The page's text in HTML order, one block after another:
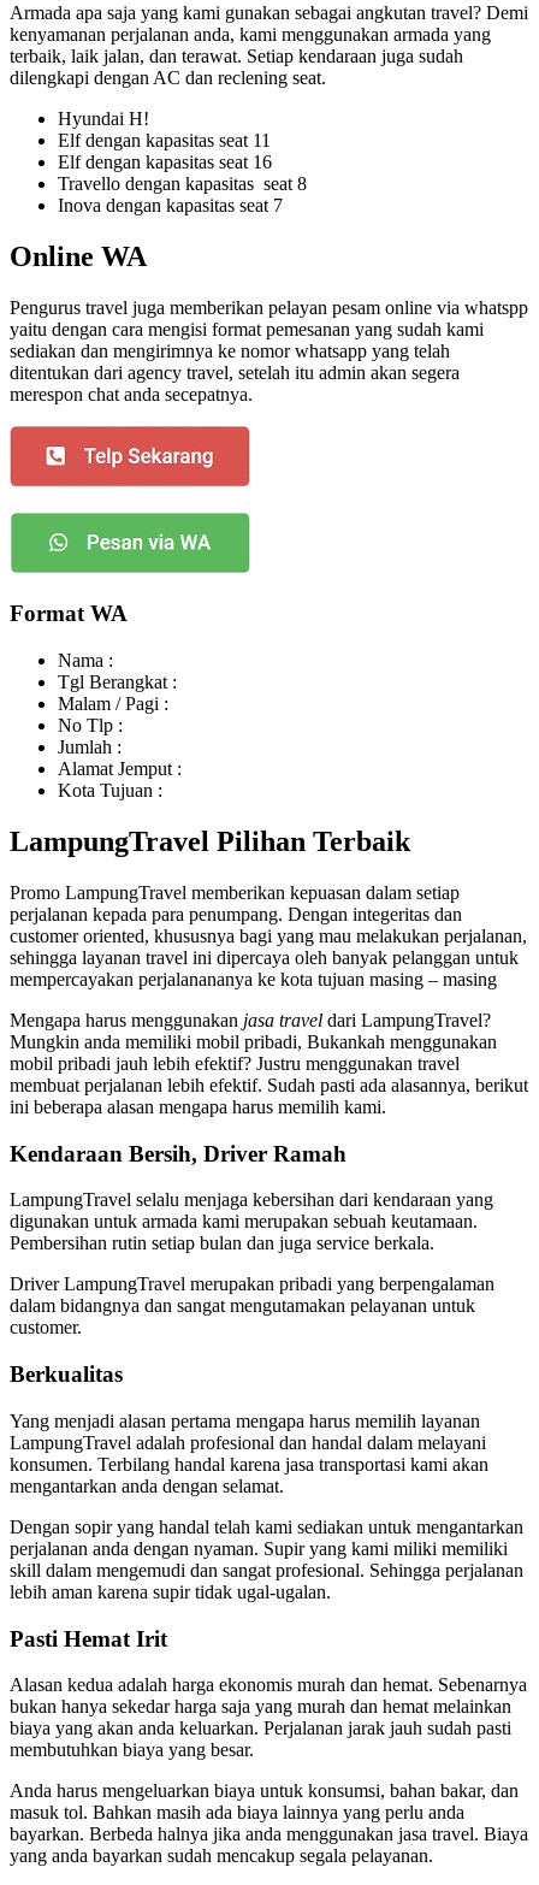
Armada apa saja yang kami gunakan sebagai angkutan travel? Demi
kenyamanan perjalanan anda, kami menggunakan armada yang
terbaik, laik jalan, dan terawat. Setiap kendaraan juga sudah
dilengkapi dengan AC dan reclening seat.
Hyundai H!
Elf dengan kapasitas seat 11
Elf dengan kapasitas seat 16
Travello dengan kapasitas seat 8
Inova dengan kapasitas seat 7
Online WA
Pengurus travel juga memberikan pelayan pesam online via whatspp
yaitu dengan cara mengisi format pemesanan yang sudah kami
sediakan dan mengirimnya ke nomor whatsapp yang telah
ditentukan dari agency travel, setelah itu admin akan segera
merespon chat anda secepatnya.
Format WA
Nama :
Tgl Berangkat :
Malam / Pagi :
No Tlp :
Jumlah :
Alamat Jemput :
Kota Tujuan :
LampungTravel Pilihan Terbaik
Promo LampungTravel memberikan kepuasan dalam setiap
perjalanan kepada para penumpang. Dengan integeritas dan
customer oriented, khususnya bagi yang mau melakukan perjalanan,
sehingga layanan travel ini dipercaya oleh banyak pelanggan untuk
mempercayakan perjalanananya ke kota tujuan masing – masing
Mengapa harus menggunakan jasa travel dari LampungTravel?
Mungkin anda memiliki mobil pribadi, Bukankah menggunakan
mobil pribadi jauh lebih efektif? Justru menggunakan travel
membuat perjalanan lebih efektif. Sudah pasti ada alasannya, berikut
ini beberapa alasan mengapa harus memilih kami.
Kendaraan Bersih, Driver Ramah
LampungTravel selalu menjaga kebersihan dari kendaraan yang
digunakan untuk armada kami merupakan sebuah keutamaan.
Pembersihan rutin setiap bulan dan juga service berkala.
Driver LampungTravel merupakan pribadi yang berpengalaman
dalam bidangnya dan sangat mengutamakan pelayanan untuk
customer.
Berkualitas
Yang menjadi alasan pertama mengapa harus memilih layanan
LampungTravel adalah profesional dan handal dalam melayani
konsumen. Terbilang handal karena jasa transportasi kami akan
mengantarkan anda dengan selamat.
Dengan sopir yang handal telah kami sediakan untuk mengantarkan
perjalanan anda dengan nyaman. Supir yang kami miliki memiliki
skill dalam mengemudi dan sangat profesional. Sehingga perjalanan
lebih aman karena supir tidak ugal-ugalan.
Pasti Hemat Irit
Alasan kedua adalah harga ekonomis murah dan hemat. Sebenarnya
bukan hanya sekedar harga saja yang murah dan hemat melainkan
biaya yang akan anda keluarkan. Perjalanan jarak jauh sudah pasti
membutuhkan biaya yang besar.
Anda harus mengeluarkan biaya untuk konsumsi, bahan bakar, dan
masuk tol. Bahkan masih ada biaya lainnya yang perlu anda
bayarkan. Berbeda halnya jika anda menggunakan jasa travel. Biaya
yang anda bayarkan sudah mencakup segala pelayanan.